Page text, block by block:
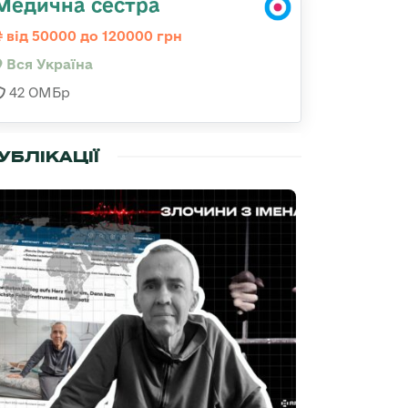
сестра
від 50000 до 120000 грн
Вся Україна
42 ОМБр